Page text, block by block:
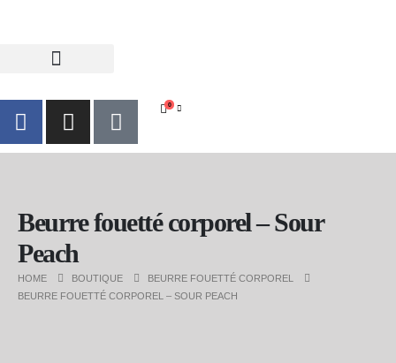
0
Beurre fouetté corporel – Sour
Peach
HOME BOUTIQUE
BEURRE FOUETTÉ CORPOREL
BEURRE FOUETTÉ CORPOREL – SOUR PEACH